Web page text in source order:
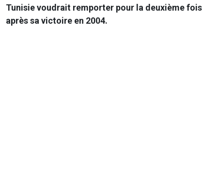
Tunisie voudrait remporter pour la deuxième fois
après sa victoire en 2004.